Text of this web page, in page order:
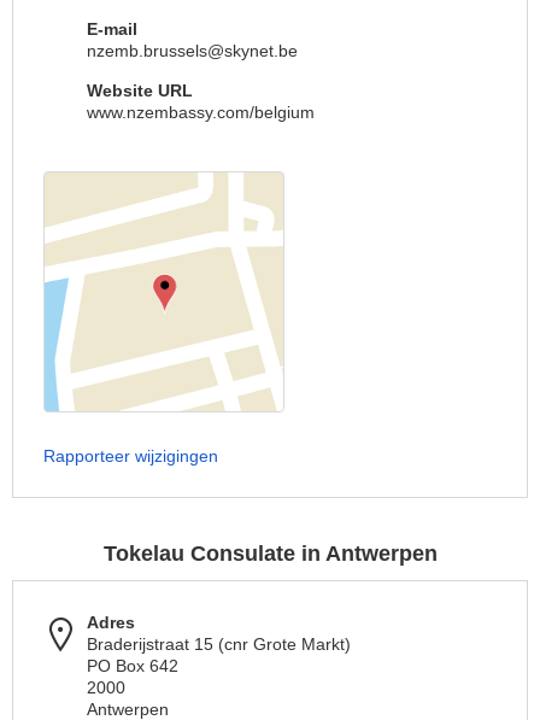
E-mail
nzemb.brussels@skynet.be
Website URL
www.nzembassy.com/belgium
Rapporteer wijzigingen
Tokelau Consulate in Antwerpen
Adres
Braderijstraat 15 (cnr Grote Markt)
PO Box 642
2000
Antwerpen